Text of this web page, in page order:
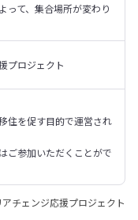
って、集合場所が変わり
プロジェクト
住を促す目的で運営され
ご参加いただくことがで
チェンジ応援プロジェクト